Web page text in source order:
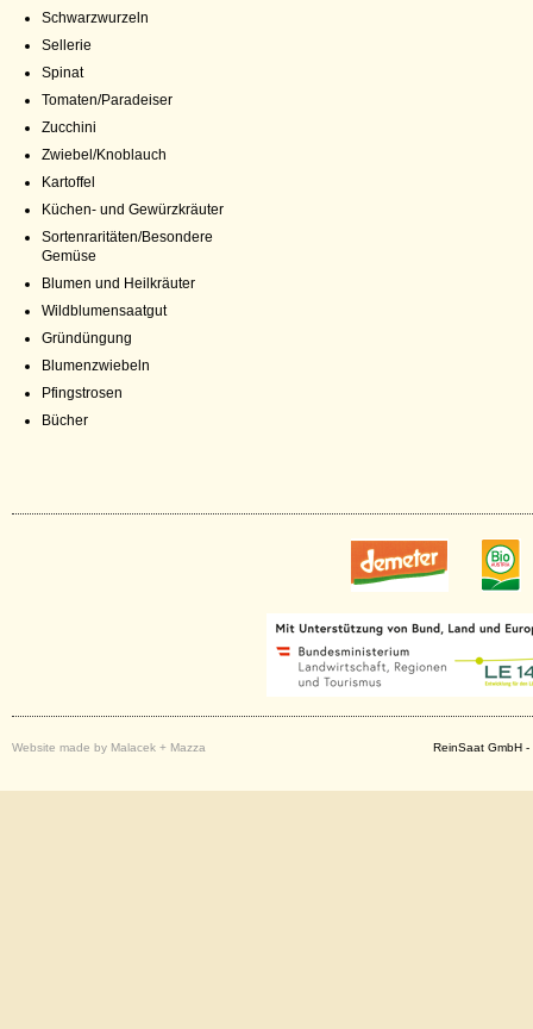
Schwarzwurzeln
Sellerie
Spinat
Tomaten/Paradeiser
Zucchini
Zwiebel/Knoblauch
Kartoffel
Küchen- und Gewürzkräuter
Sortenraritäten/Besondere
Gemüse
Blumen und Heilkräuter
Wildblumensaatgut
Gründüngung
Blumenzwiebeln
Pfingstrosen
Bücher
Website made by Malacek + Mazza ReinSaat GmbH